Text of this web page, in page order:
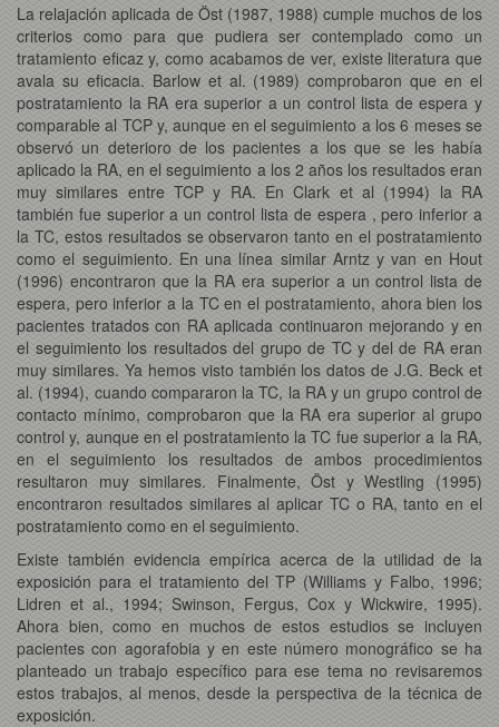
La relajación aplicada de Öst (1987, 1988) cumple muchos de los
criterios como para que pudiera ser contemplado como un
tratamiento eficaz y, como acabamos de ver, existe literatura que
avala su eficacia. Barlow et al. (1989) comprobaron que en el
postratamiento la RA era superior a un control lista de espera y
comparable al TCP y, aunque en el seguimiento a los 6 meses se
observó un deterioro de los pacientes a los que se les había
aplicado la RA, en el seguimiento a los 2 años los resultados eran
muy similares entre TCP y RA. En Clark et al (1994) la RA
también fue superior a un control lista de espera , pero inferior a
la TC, estos resultados se observaron tanto en el postratamiento
como el seguimiento. En una línea similar Arntz y van en Hout
(1996) encontraron que la RA era superior a un control lista de
espera, pero inferior a la TC en el postratamiento, ahora bien los
pacientes tratados con RA aplicada continuaron mejorando y en
el seguimiento los resultados del grupo de TC y del de RA eran
muy similares. Ya hemos visto también los datos de J.G. Beck et
al. (1994), cuando compararon la TC, la RA y un grupo control de
contacto mínimo, comprobaron que la RA era superior al grupo
control y, aunque en el postratamiento la TC fue superior a la RA,
en el seguimiento los resultados de ambos procedimientos
resultaron muy similares. Finalmente, Öst y Westling (1995)
encontraron resultados similares al aplicar TC o RA, tanto en el
postratamiento como en el seguimiento.
Existe también evidencia empírica acerca de la utilidad de la
exposición para el tratamiento del TP (Williams y Falbo, 1996;
Lidren et al., 1994; Swinson, Fergus, Cox y Wickwire, 1995).
Ahora bien, como en muchos de estos estudios se incluyen
pacientes con agorafobia y en este número monográfico se ha
planteado un trabajo específico para ese tema no revisaremos
estos trabajos, al menos, desde la perspectiva de la técnica de
exposición.